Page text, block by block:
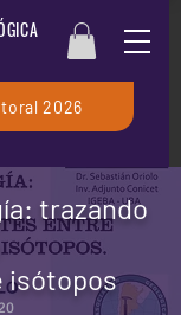
2026
trazando
isótopos